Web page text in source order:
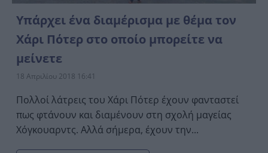
Υπάρχει ένα διαμέρισμα με θέμα τον
Χάρι Πότερ στο οποίο μπορείτε να
μείνετε
18 Απριλίου 2018 16:41
Πολλοί λάτρεις του Χάρι Πότερ έχουν φανταστεί
πως φτάνουν και διαμένουν στη σχολή μαγείας
Χόγκουαρντς. Αλλά σήμερα, έχουν την...